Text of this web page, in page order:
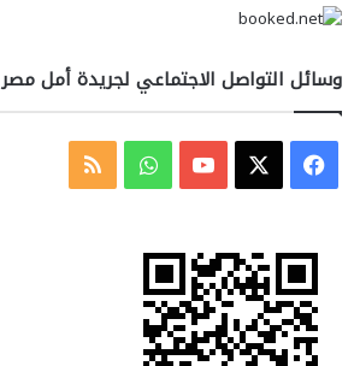
وسائل التواصل الاجتماعي لجريدة أمل مصر
فيسبوك ‫YouTubeواتسابملخص